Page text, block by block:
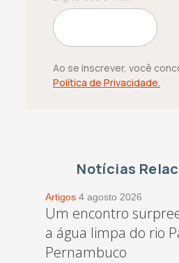
Ao se inscrever, você
Política de Privacidade.
Notícias
Artigos 4 agosto 2026
Um encontro
a água limpa do rio
Pernambuco